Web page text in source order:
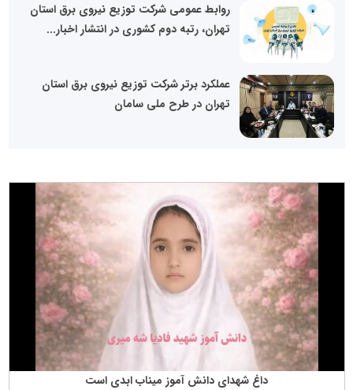
روابط عمومی شرکت توزیع نیروی برق استان
تهران، رتبه دوم کشوری در انتشار اخبار...
عملکرد برتر شرکت توزیع نیروی برق استان
تهران در طرح ملی سامان
داغ شهدای دانش آموز میناب ابدی است